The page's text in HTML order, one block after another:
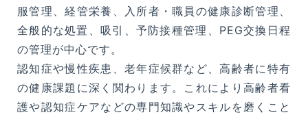
服管理、経管栄養、入所者・職員の健康診断管理、
全般的な処置、吸引、予防接種管理、PEG交換日程
の管理が中心です。
認知症や慢性疾患、老年症候群など、高齢者に特有
の健康課題に深く関わります。これにより高齢者看
護や認知症ケアなどの専門知識やスキルを磨くこと